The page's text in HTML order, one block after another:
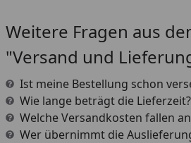
Weitere Fragen aus
"Versand und
Ist meine Bestellung schon
Wie lange beträgt die Lieferzeit?
Welche Versandkosten fallen
Wer übernimmt die